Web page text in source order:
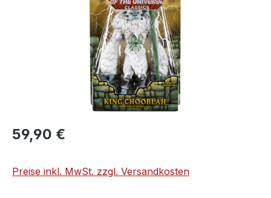
59,90 €
Preise inkl. MwSt. zzgl. Versandkosten